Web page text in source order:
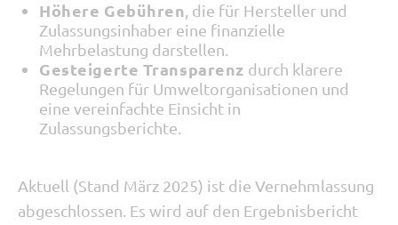
Höhere Gebühren , die für Hersteller und
Zulassungsinhaber eine finanzielle
Mehrbelastung darstellen.
Gesteigerte Transparenz durch klarere
Regelungen für Umweltorganisationen und
eine vereinfachte Einsicht in
Zulassungsberichte.
Aktuell (Stand März 2025) ist die Vernehmlassung
abgeschlossen. Es wird auf den Ergebnisbericht